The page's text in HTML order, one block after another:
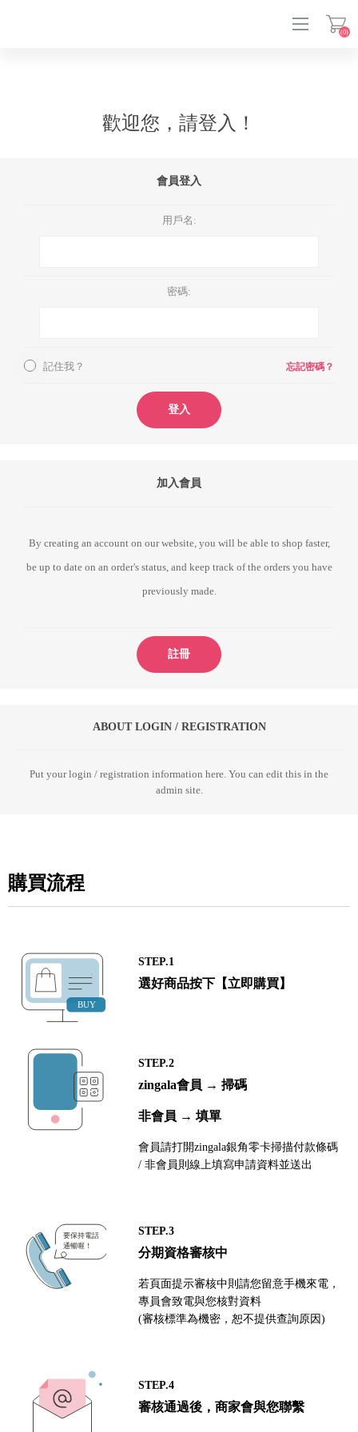
(0)
歡迎您，請登入！
會員登入
用戶名:
密碼:
記住我？ 忘記密碼？
登入
加入會員
By creating an account on our website, you will be able to shop faster,
be up to date on an order's status, and keep track of the orders you have
previously made.
註冊
ABOUT LOGIN / REGISTRATION
Put your login / registration information here. You can edit this in the
admin site.
購買流程
STEP.1
選好商品按下【立即購買】
STEP.2
zingala會員 → 掃碼
非會員 → 填單
會員請打開zingala銀角零卡掃描付款條碼
/ 非會員則線上填寫申請資料並送出
STEP.3
分期資格審核中
若頁面提示審核中則請您留意手機來電，
專員會致電與您核對資料
(審核標準為機密，恕不提供查詢原因)
STEP.4
審核通過後，商家會與您聯繫